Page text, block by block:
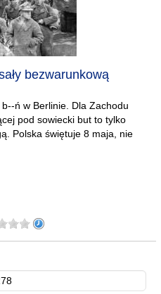
bezwarunkową
ń w Berlinie. Dla Zachodu
pod sowiecki but to tylko
Polska świętuje 8 maja, nie